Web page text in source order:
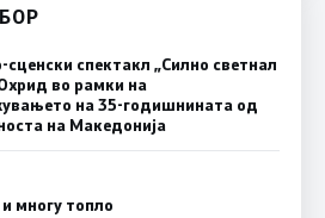
спектакл „Силно светнал
во рамки на
на 35-годишнината од
на Македонија
многу топло